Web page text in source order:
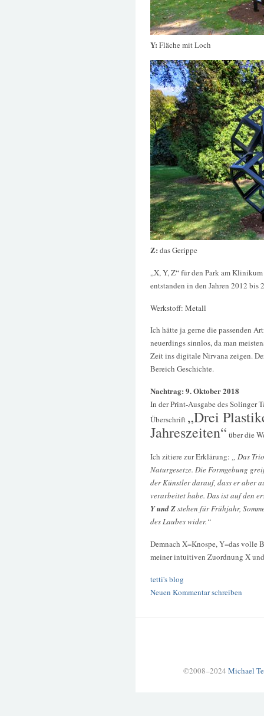
Y: Fläche mit Loch
Z: das Gerippe
„X, Y, Z“ für den Park am
entstanden in den Jahren 2012 bis
Werkstoff: Metall
Ich hätte ja gerne die passenden
neuerdings sinnlos, da man
Zeit ins digitale Nirvana zeigen.
Bereich Geschichte.
Nachtrag: 9. Oktober 2018
In der Print-Ausgabe des Solinger
Überschrift „Drei
Jahreszeiten“ über die
Ich zitiere zur Erklärung: „ Das
Naturgesetze. Die Formgebung
der Künstler darauf, dass er aber
verarbeitet habe. Das ist auf den
Y und Zstehen für Frühjahr,
des Laubes wider.“
Demnach X=Knospe, Y=das volle
meiner intuitiven Zuordnung X
tetti's blog
Neuen Kommentar schreiben
©2008–2024 Michael